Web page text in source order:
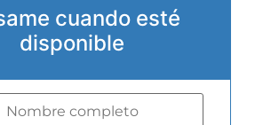
cuando esté
disponible